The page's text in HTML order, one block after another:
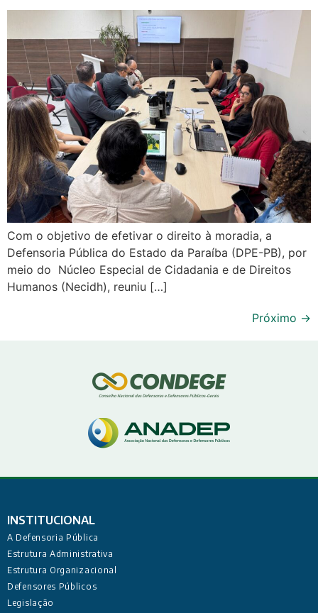
Com o objetivo de efetivar o direito à moradia, a
Defensoria Pública do Estado da Paraíba (DPE-PB), por
meio do Núcleo Especial de Cidadania e de Direitos
Humanos (Necidh), reuniu […]
Próximo →
INSTITUCIONAL
A Defensoria Pública
Estrutura Administrativa
Estrutura Organizacional
Defensores Públicos
Legislação